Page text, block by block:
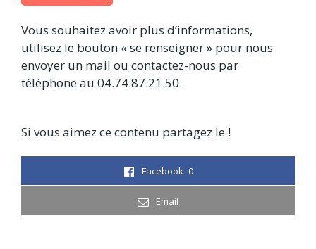
Vous souhaitez avoir plus d’informations,
utilisez le bouton « se renseigner » pour nous
envoyer un mail ou contactez-nous par
téléphone au 04.74.87.21.50.
Si vous aimez ce contenu partagez le !
Facebook 0
Email